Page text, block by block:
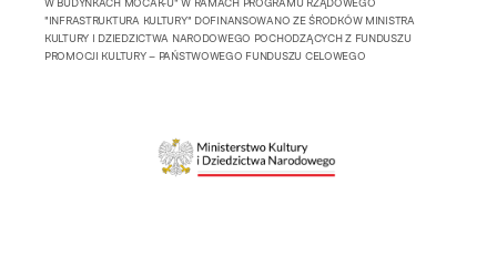
"INFRASTRUKTURA KULTURY" DOFINANSOWANO ZE ŚRODKÓW MINISTRA
KULTURY I DZIEDZICTWA NARODOWEGO POCHODZĄCYCH Z FUNDUSZU
PROMOCJI KULTURY – PAŃSTWOWEGO FUNDUSZU CELOWEGO